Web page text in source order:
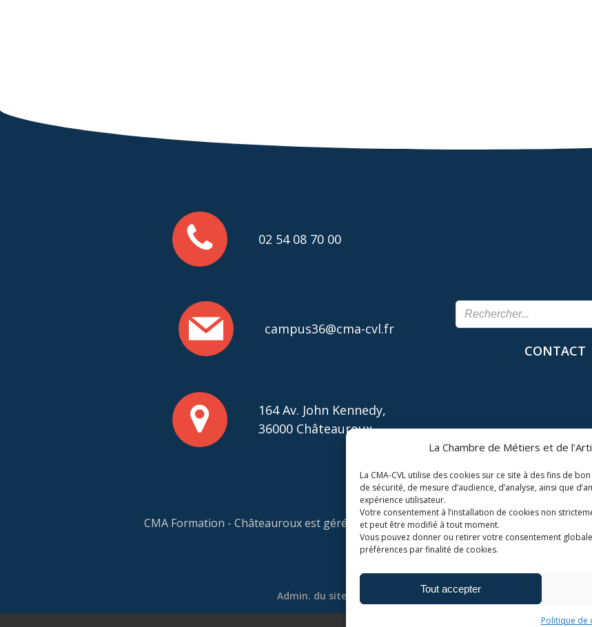
La Chambre de Métiers et de
La CMA-CVL utilise des cookies sur ce site à des fins de
de sécurité, de mesure d’audience, d’analyse, ainsi que
expérience utilisateur.
Votre consentement à l’installation de cookies non
et peut être modifié à tout moment.
Vous pouvez donner ou retirer votre consentement
préférences par finalité de cookies.
Tout accepter
Politique de
02 54 08 70 00
campus36@cma-cvl.fr
164 Av. John Kennedy,
36000 Châteauroux
CONTACT
CMA Formation - Châteauroux est géré par la Chambre de Métiers et de l'Artisanat
Admin. du site Mentions légales Politique de